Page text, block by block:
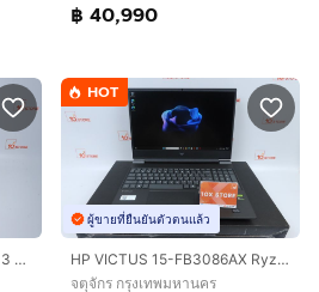
฿ 40,990
LENOVO IDEAPAD GAMING 3 Core i5-12500H RTX3050TI 24 - 1.5TB
HOT
ผู้ขายที่ยืนยันตัวตนแล้ว
HP VICTUS 15-FB3086AX Ryzen 7 7445HS.RTX4050 RAM16.512GB
จตุจักร กรุงเทพมหานคร